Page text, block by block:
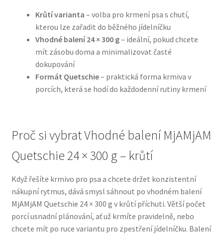
Hill’s pro psy
Hračky pro psy
Konzervy a kapsičky pro psy
Oblečky pro psy
Pelíšky pro psy
Ortopedické pelíšky
Krůtí varianta – volba pro krmení psa s chutí,
kterou lze zařadit do běžného jídelníčku
Vhodné balení 24 × 300 g– ideální, pokud chcete
mít zásobu doma a minimalizovat časté
dokupování
Formát Quetschie– praktická forma krmiva v
porcích, která se hodí do každodenní rutiny krmení
Proč si vybrat Vhodné balení MjAMjAM
Quetschie 24 × 300 g – krůtí
Když řešíte krmivo pro psa a chcete držet konzistentní
nákupní rytmus, dává smysl sáhnout po vhodném balení
MjAMjAM Quetschie 24 × 300 g v krůtí příchuti. Větší počet
porcí usnadní plánování, ať už krmíte pravidelně, nebo
chcete mít po ruce variantu pro zpestření jídelníčku. Balení